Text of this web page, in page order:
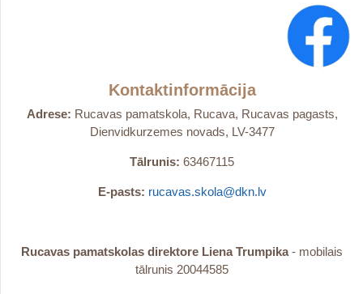
Kontaktinformācija
Adrese: Rucavas pamatskola, Rucava, Rucavas pagasts,
Dienvidkurzemes novads, LV-3477
Tālrunis: 63467115
E-pasts: rucavas.skola@dkn.lv
Rucavas pamatskolas direktore Liena Trumpika- mobilais
tālrunis 20044585